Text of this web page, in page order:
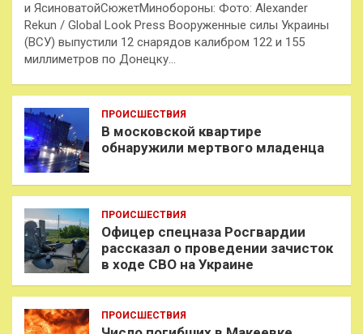
и ЯсиноватойСюжетМинобороны: Фото: Alexander
Rekun / Global Look Press Вооруженные силы Украины
(ВСУ) выпустили 12 снарядов калибром 122 и 155
миллиметров по Донецку…
ПРОИСШЕСТВИЯ
В московской квартире
обнаружили мертвого младенца
ПРОИСШЕСТВИЯ
Офицер спецназа Росгвардии
рассказал о проведении зачисток
в ходе СВО на Украине
ПРОИСШЕСТВИЯ